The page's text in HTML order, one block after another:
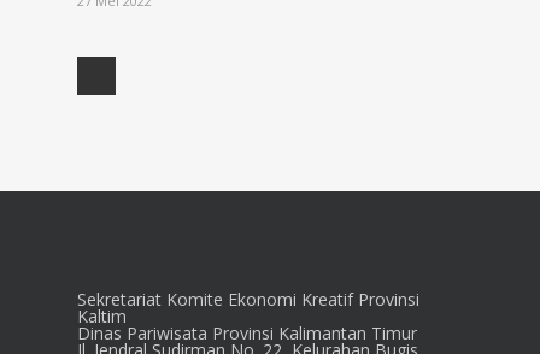
Sekretariat Komite Ekonomi Kreatif Provinsi
Kaltim
Dinas Pariwisata Provinsi Kalimantan Timur